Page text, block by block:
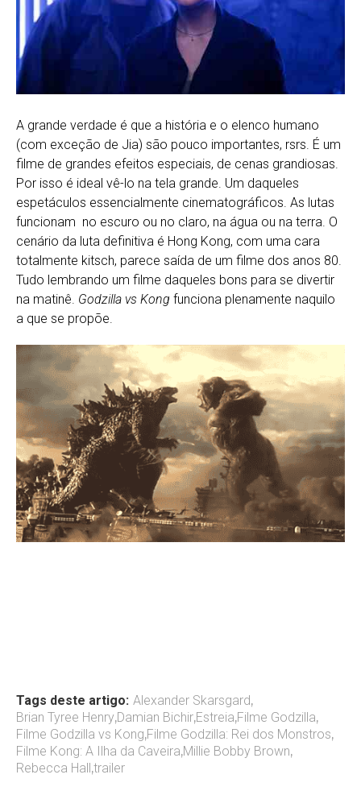
A grande verdade é que a história e o elenco humano
(com exceção de Jia) são pouco importantes, rsrs. É um
filme de grandes efeitos especiais, de cenas grandiosas.
Por isso é ideal vê-lo na tela grande. Um daqueles
espetáculos essencialmente cinematográficos. As lutas
funcionam no escuro ou no claro, na água ou na terra. O
cenário da luta definitiva é Hong Kong, com uma cara
totalmente kitsch, parece saída de um filme dos anos 80.
Tudo lembrando um filme daqueles bons para se divertir
na matinê. Godzilla vs Kong funciona plenamente naquilo
a que se propõe.
Tags deste artigo: Alexander Skarsgard,
Brian Tyree Henry,Damian Bichir,Estreia,Filme Godzilla,
Filme Godzilla vs Kong,Filme Godzilla: Rei dos Monstros,
Filme Kong: A Ilha da Caveira,Millie Bobby Brown,
Rebecca Hall,trailer